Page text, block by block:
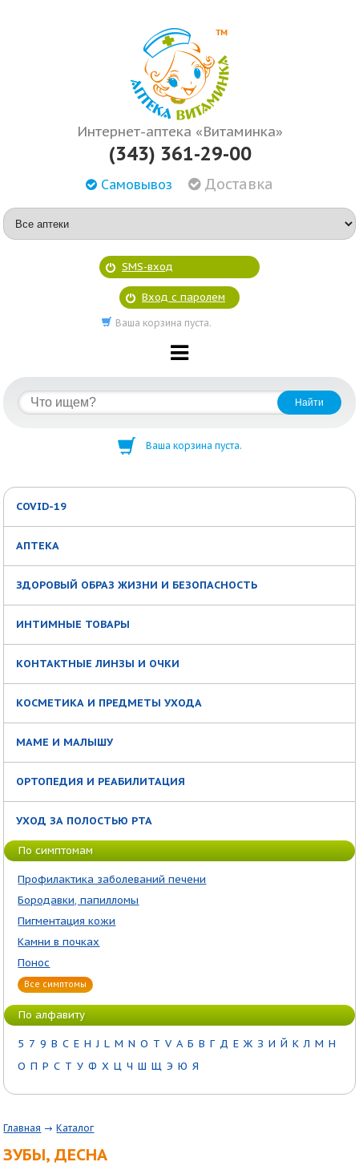
Интернет-аптека «Витаминка»
(343) 361-29-00
Самовывоз Доставка
SMS-вход
Вход с паролем
Ваша корзина пуста.
Ваша корзина пуста.
COVID-19
АПТЕКА
ЗДОРОВЫЙ ОБРАЗ ЖИЗНИ И БЕЗОПАСНОСТЬ
ИНТИМНЫЕ ТОВАРЫ
КОНТАКТНЫЕ ЛИНЗЫ И ОЧКИ
КОСМЕТИКА И ПРЕДМЕТЫ УХОДА
МАМЕ И МАЛЫШУ
ОРТОПЕДИЯ И РЕАБИЛИТАЦИЯ
УХОД ЗА ПОЛОСТЬЮ РТА
По симптомам
Профилактика заболеваний печени
Бородавки, папилломы
Пигментация кожи
Камни в почках
Понос
Все симптомы
По алфавиту
5 7 9 B C E H J L M N O T V А Б В Г Д Е Ж З И Й К Л М Н
О П Р С Т У Ф Х Ц Ч Ш Щ Э Ю Я
Главная Каталог
ЗУБЫ, ДЕСНА